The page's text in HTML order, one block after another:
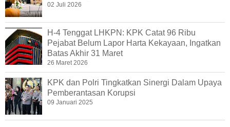
02 Juli 2026
H-4 Tenggat LHKPN: KPK Catat 96 Ribu
Pejabat Belum Lapor Harta Kekayaan, Ingatkan
Batas Akhir 31 Maret
26 Maret 2026
KPK dan Polri Tingkatkan Sinergi Dalam Upaya
Pemberantasan Korupsi
09 Januari 2025